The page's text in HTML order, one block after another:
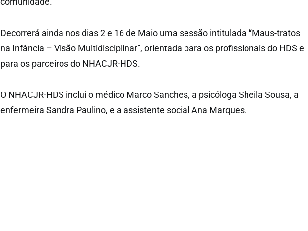
Decorrerá ainda nos dias 2 e 16 de Maio uma sessão intitulada “Maus-tratos
na Infância – Visão Multidisciplinar”, orientada para os profissionais do HDS e
para os parceiros do NHACJR-HDS.
O NHACJR-HDS inclui o médico Marco Sanches, a psicóloga Sheila Sousa, a
enfermeira Sandra Paulino, e a assistente social Ana Marques.